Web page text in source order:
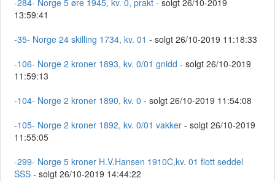
-284- Norge 5 øre 1945, kv. 0, prakt - solgt 26/10-2019
13:59:41
-35- Norge 24 skilling 1734, kv. 01 - solgt 26/10-2019 11:18:33
-106- Norge 2 kroner 1893, kv. 0/01 gnidd - solgt 26/10-2019
11:59:13
-104- Norge 2 kroner 1890, kv. 0 - solgt 26/10-2019 11:54:08
-105- Norge 2 kroner 1892, kv. 0/01 vakker - solgt 26/10-2019
11:55:05
-299- Norge 5 kroner H.V.Hansen 1910C,kv. 01 flott seddel
SSS - solgt 26/10-2019 14:44:22